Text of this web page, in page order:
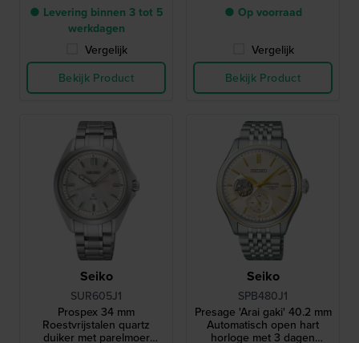
● Levering binnen 3 tot 5
werkdagen
Vergelijk
Bekijk Product
● Op voorraad
Vergelijk
Bekijk Product
Seiko
SUR605J1
Prospex 34 mm
Roestvrijstalen quartz
duiker met parelmoer
Seiko
SPB480J1
Presage 'Arai gaki' 40.2 mm
Automatisch open hart
horloge met 3 dagen